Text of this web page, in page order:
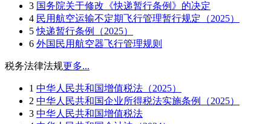
3 国务院关于修改《快递暂行条例》的决定
4 民用航空运输不定期飞行管理暂行规定（2025）
5 快递暂行条例（2025）
6 外国民用航空器飞行管理规则
税务法律法规更多...
1 中华人民共和国增值税法（2025）
2 中华人民共和国企业所得税法实施条例（2025）
3 中华人民共和国增值税法